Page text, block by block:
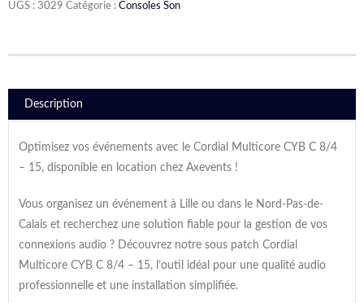
UGS : 3029 Catégorie : Consoles Son
Description
Optimisez vos événements avec le Cordial Multicore CYB C 8/4
– 15, disponible en location chez Axevents !
Vous organisez un événement à Lille ou dans le Nord-Pas-de-
Calais et recherchez une solution fiable pour la gestion de vos
connexions audio ? Découvrez notre sous patch Cordial
Multicore CYB C 8/4 – 15, l’outil idéal pour une qualité audio
professionnelle et une installation simplifiée.